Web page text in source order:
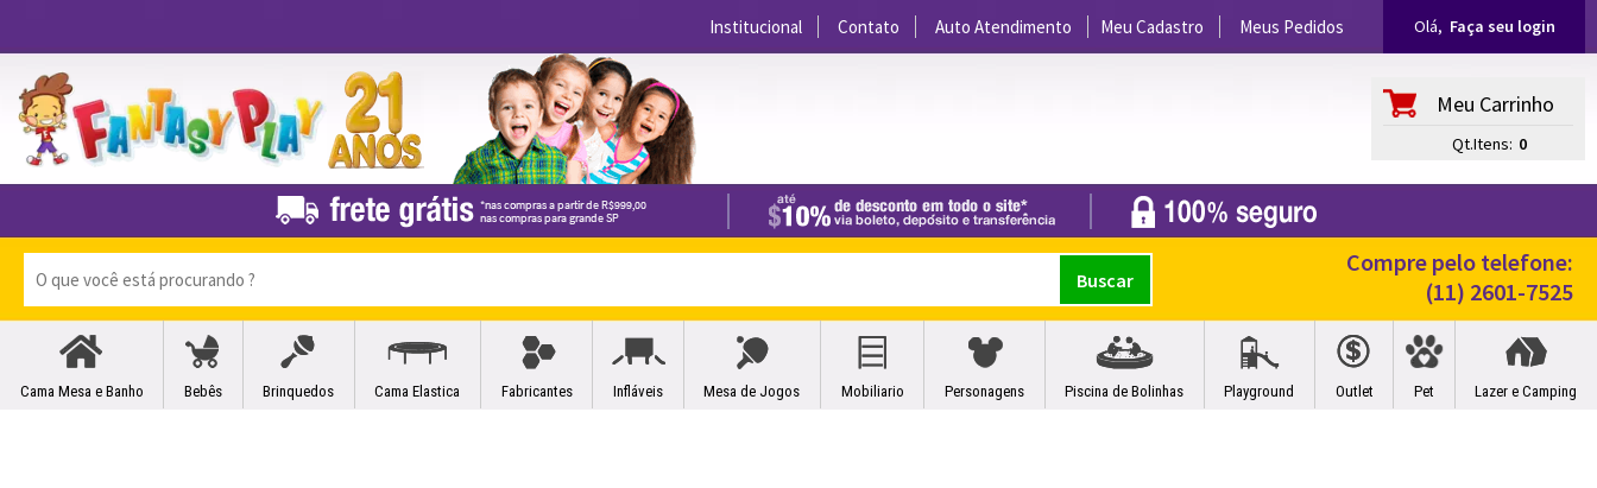
Olá, Faça seu login
Institucional Contato Auto Atendimento Meu Cadastro Meus Pedidos
Meu Carrinho
Cama Mesa e Banho Bebês Brinquedos Cama Elastica Fabricantes Infláveis Mesa de Jogos Mobiliario Personagens Piscina de Bolinhas Playground Outlet Pet Lazer e Camping
Compre pelo telefone:
(11) 2601-7525
Qt.Itens: 0